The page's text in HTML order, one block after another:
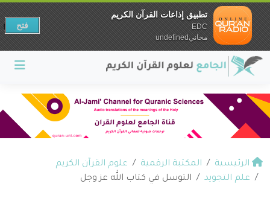
الرئيسية المكتبة الرقمية
علوم القرآن الكريم
علم التجويد
التوسل في كتاب الله عز وجل
تطبيق إذاعات القرآن الكريم
EDC
مجانيundefined
فتح